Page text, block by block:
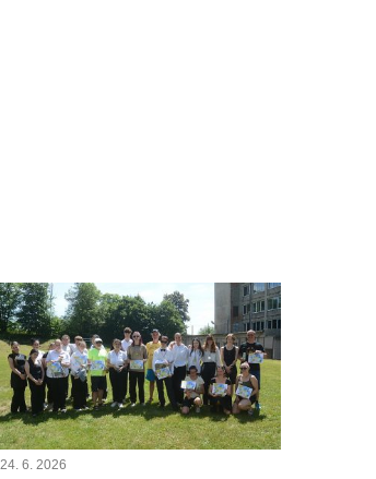
24. 6. 2026